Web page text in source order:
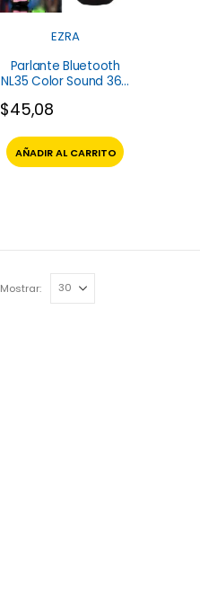
EZRA
Parlante Bluetooth
NL35 Color Sound 360
$45,08
AÑADIR AL CARRITO
Mostrar: